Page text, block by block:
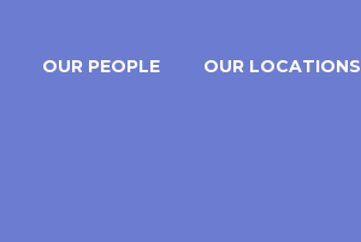
OUR PEOPLE OUR LOCATIONS